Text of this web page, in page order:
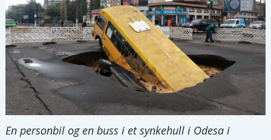
En personbil og en buss i et synkehull i Odesa i